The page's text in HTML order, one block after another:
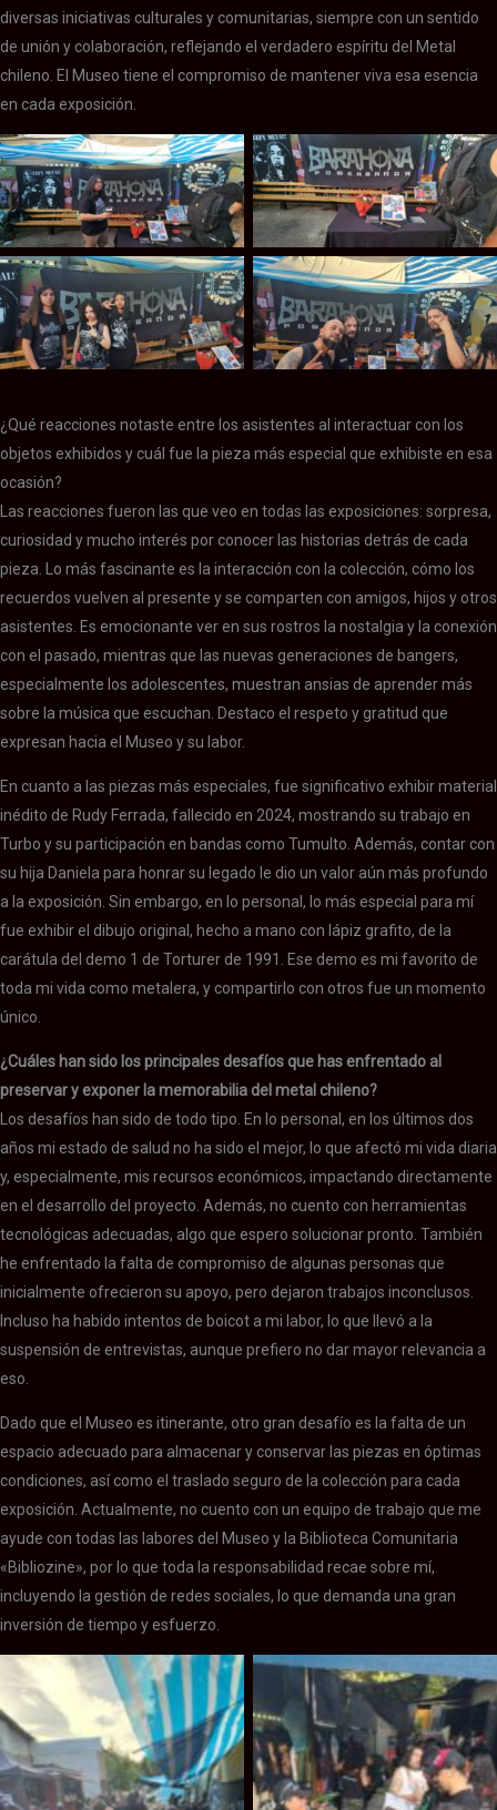
diversas iniciativas culturales y comunitarias, siempre con un sentido
de unión y colaboración, reflejando el verdadero espíritu del Metal
chileno. El Museo tiene el compromiso de mantener viva esa esencia
en cada exposición.
Homenaje a Barahona Homenaje a Barahona
Homenaje a Barahona Homenaje a Barahona
¿Qué reacciones notaste entre los asistentes al interactuar con los
objetos exhibidos y cuál fue la pieza más especial que exhibiste en esa
ocasión?
Las reacciones fueron las que veo en todas las exposiciones: sorpresa,
curiosidad y mucho interés por conocer las historias detrás de cada
pieza. Lo más fascinante es la interacción con la colección, cómo los
recuerdos vuelven al presente y se comparten con amigos, hijos y otros
asistentes. Es emocionante ver en sus rostros la nostalgia y la conexión
con el pasado, mientras que las nuevas generaciones de bangers,
especialmente los adolescentes, muestran ansias de aprender más
sobre la música que escuchan. Destaco el respeto y gratitud que
expresan hacia el Museo y su labor.
En cuanto a las piezas más especiales, fue significativo exhibir material
inédito de Rudy Ferrada, fallecido en 2024, mostrando su trabajo en
Turbo y su participación en bandas como Tumulto. Además, contar con
su hija Daniela para honrar su legado le dio un valor aún más profundo
a la exposición. Sin embargo, en lo personal, lo más especial para mí
fue exhibir el dibujo original, hecho a mano con lápiz grafito, de la
carátula del demo 1 de Torturer de 1991. Ese demo es mi favorito de
toda mi vida como metalera, y compartirlo con otros fue un momento
único.
¿Cuáles han sido los principales desafíos que has enfrentado al
preservar y exponer la memorabilia del metal chileno?
Los desafíos han sido de todo tipo. En lo personal, en los últimos dos
años mi estado de salud no ha sido el mejor, lo que afectó mi vida diaria
y, especialmente, mis recursos económicos, impactando directamente
en el desarrollo del proyecto. Además, no cuento con herramientas
tecnológicas adecuadas, algo que espero solucionar pronto. También
he enfrentado la falta de compromiso de algunas personas que
inicialmente ofrecieron su apoyo, pero dejaron trabajos inconclusos.
Incluso ha habido intentos de boicot a mi labor, lo que llevó a la
suspensión de entrevistas, aunque prefiero no dar mayor relevancia a
eso.
Dado que el Museo es itinerante, otro gran desafío es la falta de un
espacio adecuado para almacenar y conservar las piezas en óptimas
condiciones, así como el traslado seguro de la colección para cada
exposición. Actualmente, no cuento con un equipo de trabajo que me
ayude con todas las labores del Museo y la Biblioteca Comunitaria
«Bibliozine», por lo que toda la responsabilidad recae sobre mí,
incluyendo la gestión de redes sociales, lo que demanda una gran
inversión de tiempo y esfuerzo.